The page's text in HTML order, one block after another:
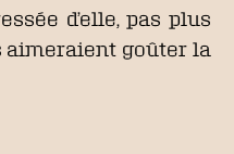
d’elle, pas plus
aimeraient goûter la